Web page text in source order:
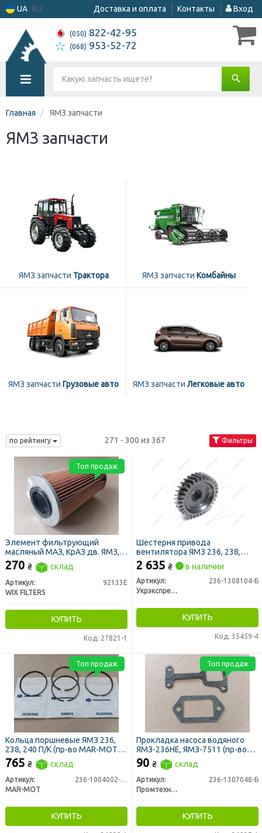
UA RU Доставка и оплата Контакты Вход
(050) 822-42-95
(068) 953-52-72
Главная ЯМЗ запчасти
ЯМЗ запчасти
ЯМЗ запчасти Трактора ЯМЗ запчасти Комбайны
ЯМЗ запчасти Грузовые авто ЯМЗ запчасти Легковые авто
по рейтингу 271 - 300 из 367 Фильтры
Элемент фильтрующий
масляный МАЗ, КрАЗ дв. ЯМЗ,
КАМАЗ ЕВРО, 92133E/OM500/1
(пр-во WIX-Filtron)
270 ₴ склад
Артикул:
92133E
WIX FILTERS
КУПИТЬ
Код: 27821-1
Топ продаж
Шестерня привода
вентилятора ЯМЗ 236, 238,
7511 (пр-во Украина)
2 635 ₴ в наличии
Артикул:
236-1308104-Б
Укрэкспресс Сервис
КУПИТЬ
Код: 35459-4
Кольца поршневые ЯМЗ 236,
238, 240 П/К (пр-во MAR-MOT
Польша)
765 ₴ склад
Артикул:
236-1004002-А4
MAR-MOT
КУПИТЬ
Топ продаж
Прокладка насоса водяного
ЯМЗ-236НЕ, ЯМЗ-7511 (пр-во
Украина)
90 ₴ склад
Артикул:
236-1307048-Б
Промтехника ООО, Украина
КУПИТЬ
Топ продаж